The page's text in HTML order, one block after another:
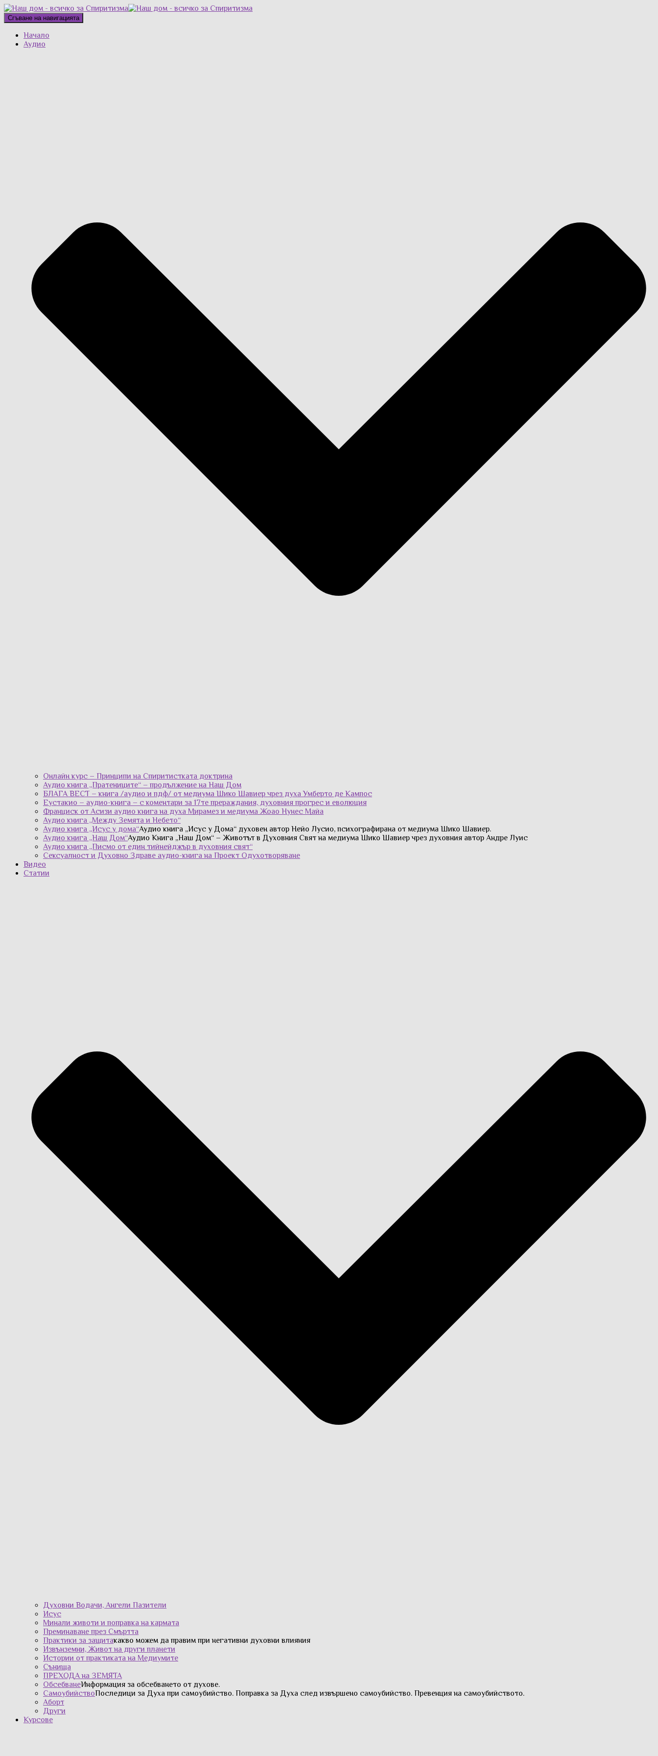
Сгъване на навигацията
Начало
Аудио
Онлайн курс – Принципи на Спиритистката доктрина
Аудио книга „Пратениците“ – продължение на Наш Дом
БЛАГА ВЕСТ – книга /аудио и пдф/ от медиума Шико Шавиер чрез духа Умберто де Кампос
Еустакио – аудио-книга – с коментари за 17те прераждания, духовния прогрес и еволюция
Франциск от Асизи аудио книга на духа Мирамез и медиума Жоао Нунес Майа
Аудио книга „Между Земята и Небето“
Аудио книга „Исус у дома“Аудио книга „Исус у Дома“ духовен автор Нейо Лусио, психографирана от медиума Шико Шавиер.
Аудио книга „Наш Дом“Аудио Книга „Наш Дом“ – Животът в Духовния Свят на медиума Шико Шавиер чрез духовния автор Андре Луис
Аудио книга „Писмо от един тийнейджър в духовния свят“
Сексуалност и Духовно Здраве аудио-книга на Проект Одухотворяване
Видео
Статии
Духовни Водачи, Ангели Пазители
Исус
Минали животи и поправка на кармата
Преминаване през Смъртта
Практики за защитакакво можем да правим при негативни духовни влияния
Извънземни, Живот на други планети
Истории от практиката на Медиумите
Сънища
ПРЕХОДА на ЗЕМЯТА
ОбсебванеИнформация за обсебването от духове.
СамоубийствоПоследици за Духа при самоубийство. Поправка за Духа след извършено самоубийство. Превенция на самоубийството.
Аборт
Други
Курсове